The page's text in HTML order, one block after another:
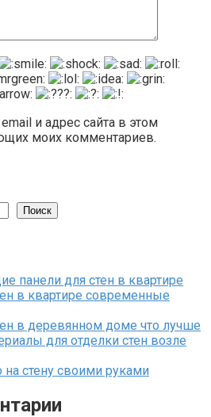
и адрес сайта в этом
моих комментариев.
Поиск
панели для стен в квартире
в квартире современные
в деревянном доме что лучше
для отделки стен возле
на стену своими руками